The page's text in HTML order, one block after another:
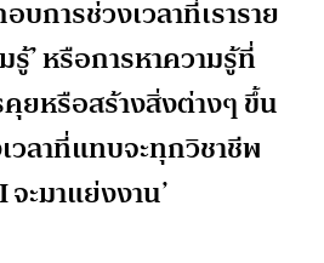
บการช่วงเวลาที่เราราย
รู้’ หรือการหาความรู้ที่
ยหรือสร้างสิ่งต่างๆ ขึ้น
วลาที่แทบจะทุกวิชาชีพ
ะมาแย่งงาน’